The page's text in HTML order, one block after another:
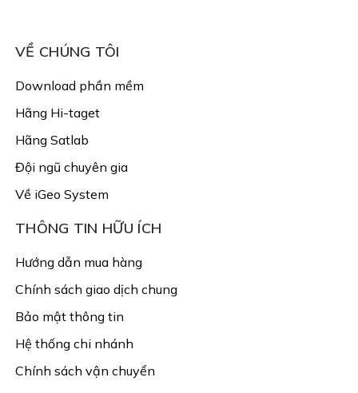
VỀ CHÚNG TÔI
Download phần mềm
Hãng Hi-taget
Hãng Satlab
Đội ngũ chuyên gia
Về iGeo System
THÔNG TIN HỮU ÍCH
Hướng dẫn mua hàng
Chính sách giao dịch chung
Bảo mật thông tin
Hệ thống chi nhánh
Chính sách vận chuyển